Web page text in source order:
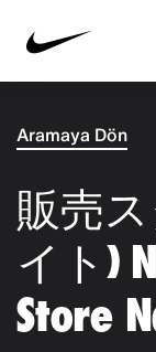
Aramaya Dön
販売
イト)
Store